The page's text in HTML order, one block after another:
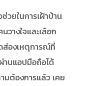
วยในการเฝ้าบ้าน
างใจและเลือก
ส่องเหตุการณ์ที่
านแอปมือถือได้
มต้องการแล้ว เคย